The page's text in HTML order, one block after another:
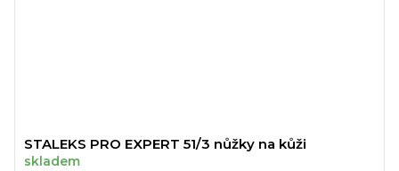
STALEKS PRO EXPERT 51/3 nůžky na kůži
skladem